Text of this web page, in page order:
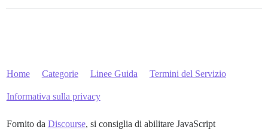
Home Categorie Linee Guida Termini del Servizio
Informativa sulla privacy
Fornito da Discourse, si consiglia di abilitare JavaScript